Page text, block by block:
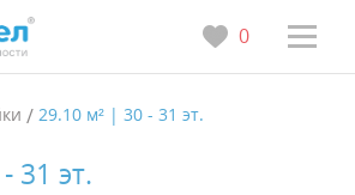
0
/ 29.10 м² | 30 - 31 эт.
31 эт.